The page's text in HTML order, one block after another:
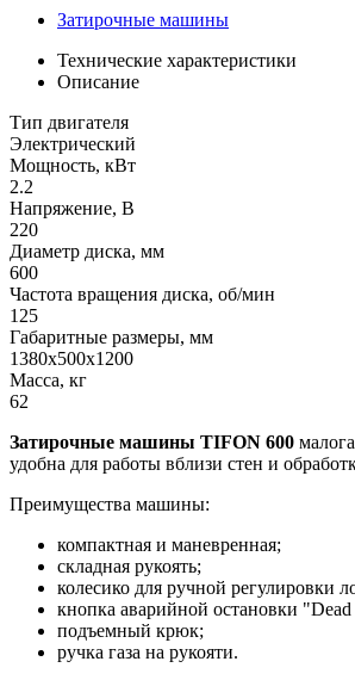
Затирочные машины
Технические характеристики
Описание
Тип двигателя
Электрический
Мощность, кВт
2.2
Напряжение, В
220
Диаметр диска, мм
600
Частота вращения диска, об/мин
125
Габаритные размеры, мм
1380x500x1200
Масса, кг
62
Затирочные машины TIFON 600
удобна для работы вблизи стен и
Преимущества машины:
компактная и маневренная;
складная рукоять;
колесико для ручной регулировки
кнопка аварийной остановки "Dead
подъемный крюк;
ручка газа на рукояти.